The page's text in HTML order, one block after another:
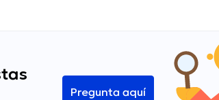
Pregunta aquí